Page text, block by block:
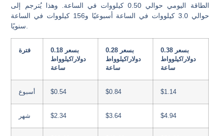
الطاقة اليومي حوالي 0.50 كيلووات في الساعة. وهذا يُترجم إلى
حوالي 3.0 كيلووات في الساعة أسبوعيًا و156 كيلووات في الساعة
فترة
بسعر 0.18
دولار/كيلوواط
ساعة
بسعر 0.28
دولار/كيلوواط
ساعة
بسعر 0.38
دولار/كيلوواط
ساعة
أسبوع $0.54 $0.84 $1.14
شهر $2.34 $3.64 $4.94